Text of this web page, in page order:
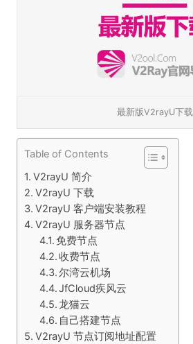
最新版V2rayU下载
Table of Contents
V2rayU 简介
V2rayU 下载
V2rayU 客户端安装教程
V2rayU 服务器节点
免费节点
收费节点
尔湾云机场
JfCloud疾风云
龙猫云
自己搭建节点
V2rayU 节点订阅地址配置